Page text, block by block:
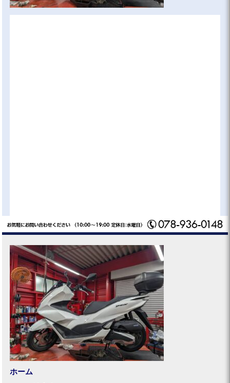
ホーム